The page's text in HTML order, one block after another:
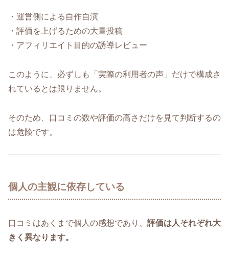
・運営側による自作自演
・評価を上げるための大量投稿
・アフィリエイト目的の誘導レビュー
このように、必ずしも「実際の利用者の声」だけで構成さ
れているとは限りません。
そのため、口コミの数や評価の高さだけを見て判断するの
は危険です。
個人の主観に依存している
口コミはあくまで個人の感想であり、 評価は人それぞれ大
きく異なります。